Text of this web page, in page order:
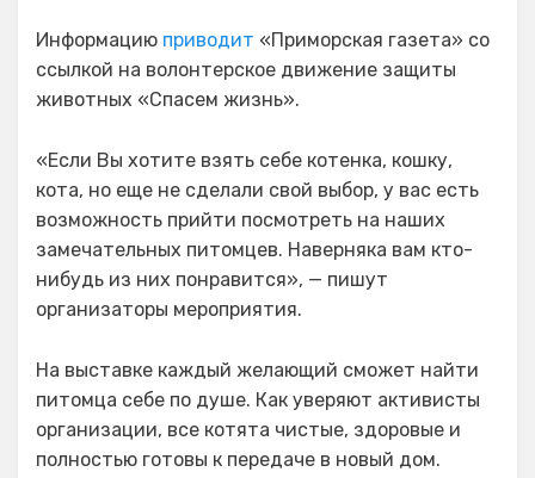
Информацию приводит «Приморская газета» со
ссылкой на волонтерское движение защиты
животных «Спасем жизнь».
«Если Вы хотите взять себе котенка, кошку,
кота, но еще не сделали свой выбор, у вас есть
возможность прийти посмотреть на наших
замечательных питомцев. Наверняка вам кто-
нибудь из них понравится», — пишут
организаторы мероприятия.
На выставке каждый желающий сможет найти
питомца себе по душе. Как уверяют активисты
организации, все котята чистые, здоровые и
полностью готовы к передаче в новый дом.